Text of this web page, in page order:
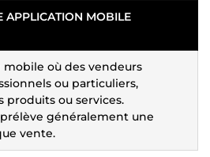
APPLICATION MOBILE
où des vendeurs
ou particuliers,
produits ou services.
généralement une
vente.